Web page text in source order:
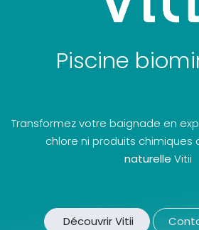
Piscine
Transformez votre baignade en
chlore ni produits chimiques
naturelle Vitii
Découvrir Vitii